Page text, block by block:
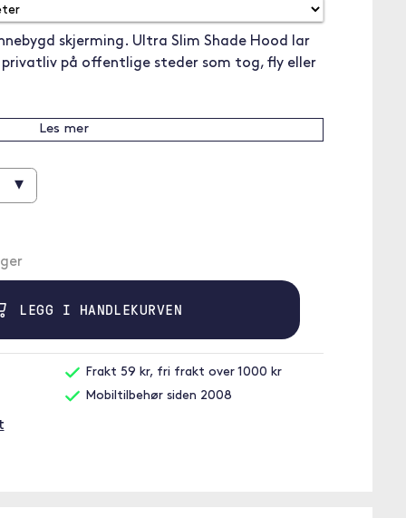
skjerming. Ultra Slim Shade Hood lar
privatliv på offentlige steder som tog, fly eller
Les mer
▾
LEGG I HANDLEKURVEN
Frakt 59 kr, fri frakt over 1000 kr
Mobiltilbehør siden 2008